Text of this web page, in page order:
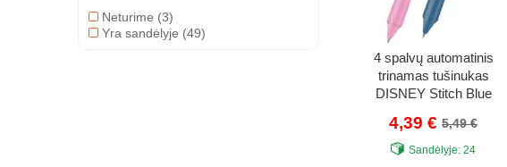
4 spalvų automatinis
trinamas tušinukas
DISNEY Stitch Blue
4,39 € 5,49 €
Sandėlyje: 24
Neturime (3)
Yra sandėlyje (49)